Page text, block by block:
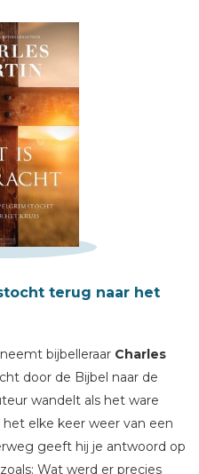
terug naar het
neemt bijbelleraar Charles
door de Bijbel naar de
wandelt als het ware
elke keer weer van een
geeft hij je antwoord op
Wat werd er precies